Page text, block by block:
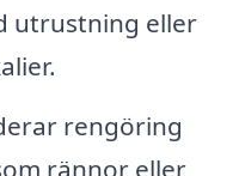
utrustning eller
rengöring
rännor eller